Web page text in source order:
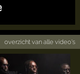
overzicht van alle video's